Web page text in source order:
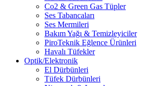
Co2 & Green Gas Tüpler
Ses Tabancaları
Ses Mermileri
Bakım Yağı & Temizleyiciler
PiroTeknik Eğlence Ürünleri
Havalı Tüfekler
Optik/Elektronik
El Dürbünleri
Tüfek Dürbünleri